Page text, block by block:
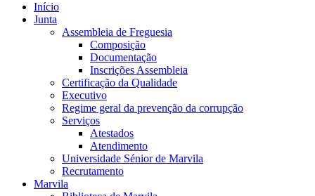
Início
Junta
Assembleia de Freguesia
Composição
Documentação
Inscrições Assembleia
Certificação da Qualidade
Executivo
Regime geral da prevenção da corrupção
Serviços
Atestados
Atendimento
Universidade Sénior de Marvila
Recrutamento
Marvila